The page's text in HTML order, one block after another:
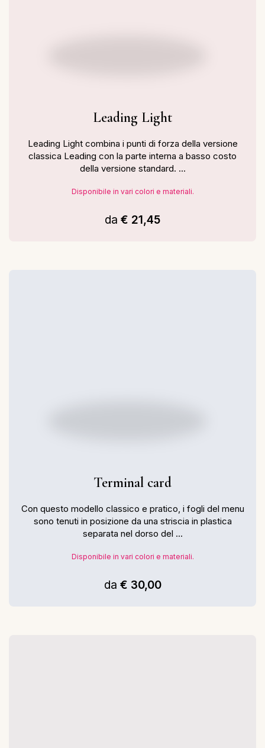
Leading Light
Leading Light combina i punti di forza della versione
classica Leading con la parte interna a basso costo
della versione standard. ...
Disponibile in vari colori e materiali.
da € 21,45
Terminal card
Con questo modello classico e pratico, i fogli del menu
sono tenuti in posizione da una striscia in plastica
separata nel dorso del ...
Disponibile in vari colori e materiali.
da € 30,00